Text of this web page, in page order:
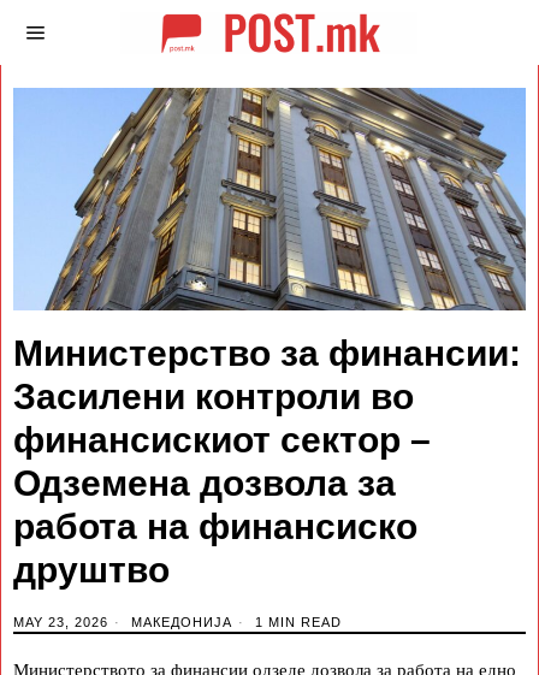
Министерство за финансии:
Засилени контроли во
финансискиот сектор –
Одземена дозвола за
работа на финансиско
друштво
MAY 23, 2026 МАКЕДОНИЈА 1 MIN READ
Министерството за финансии одзеде дозвола за работа на едно